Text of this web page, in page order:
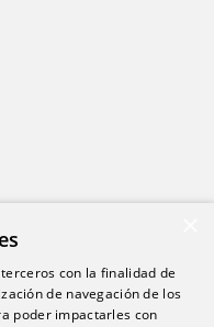
terceros con la finalidad de
de navegación de los
poder impactarles con